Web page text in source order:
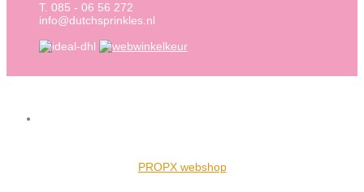
T. 085 - 06 56 272
info@dutchsprinkles.nl
PROPX webshop